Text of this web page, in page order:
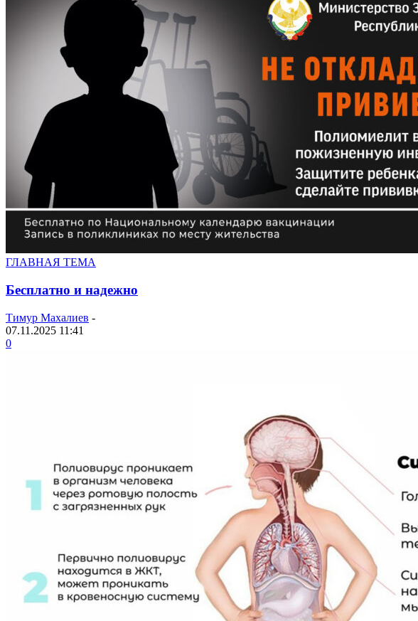
ГЛАВНАЯ ТЕМА
Бесплатно и надежно
Тимур Махалиев -
07.11.2025 11:41
0